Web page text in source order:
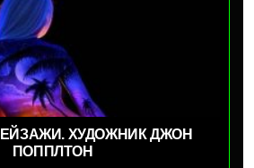
ХУДОЖНИК ДЖОН
ПОППЛТОН